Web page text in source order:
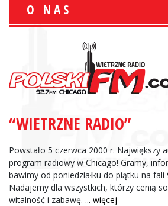
O NAS
“WIETRZNE RADIO”
Powstało 5 czerwca 2000 r. Największy
program radiowy w Chicago! Gramy,
bawimy od poniedziałku do piątku na fali
Nadajemy dla wszystkich, którzy cenią
witalność i zabawę. ... więcej